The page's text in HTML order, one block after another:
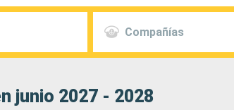
Compañías
junio 2027 - 2028